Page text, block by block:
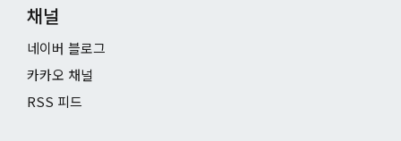
채널
네이버 블로그
카카오 채널
RSS 피드